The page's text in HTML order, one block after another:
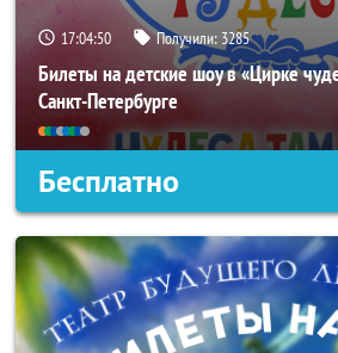
17:04:49 Получили: 3285
Билеты на детские шоу в «Цирке
Санкт-Петербурге
Бесплатно